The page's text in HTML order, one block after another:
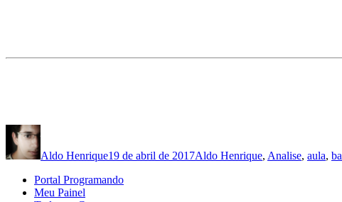
Autor
Aldo Henrique19 de abril de 2017Aldo Henrique, Analise, aula,
Portal Programando
Meu Painel